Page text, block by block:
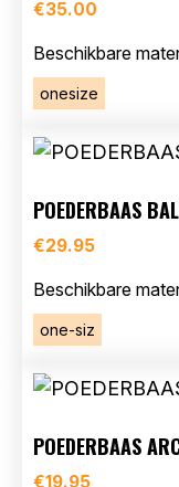
€35.00
Beschikbare
onesize
POEDERBAAS
€29.95
Beschikbare
one-siz
POEDERBAAS
€19.95